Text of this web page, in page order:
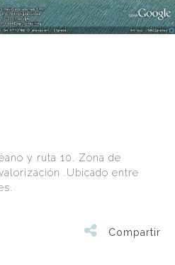
y ruta 10. Zona de
.Ubicado entre
Compartir